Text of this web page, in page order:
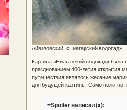
Айвазовский. «Ниагарский водопад»
Картина «Ниагарский водопад» была
празднованием 400-летия открытия
путешествия являлось желание
для будущей картины. Само полотно,
=Spoiler написал(а):